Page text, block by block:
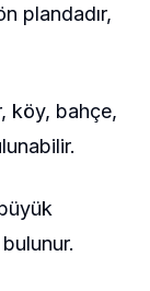
plandadır,
köy, bahçe,